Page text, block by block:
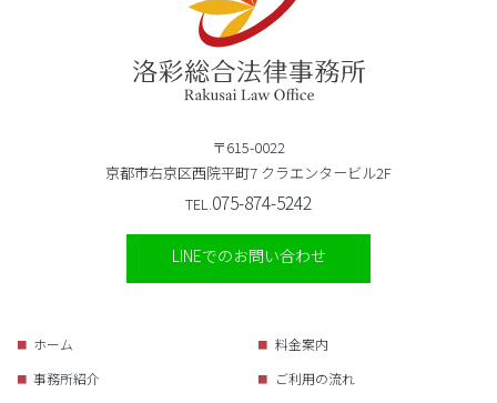
〒615-0022
京都市右京区西院平町7 クラエンタービル2F
TEL.075-874-5242
LINEでのお問い合わせ
ホーム
事務所紹介
料金案内
ご利用の流れ